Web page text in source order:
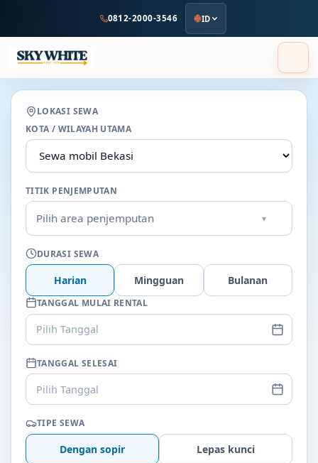
utama
0812-2000-3546 ID
LOKASI SEWA
KOTA / WILAYAH UTAMA
TITIK PENJEMPUTAN
Pilih area penjemputan ▾
DURASI SEWA
Harian Mingguan Bulanan
TANGGAL MULAI RENTAL
Pilih Tanggal
TANGGAL SELESAI
Pilih Tanggal
TIPE SEWA
Dengan sopir Lepas kunci